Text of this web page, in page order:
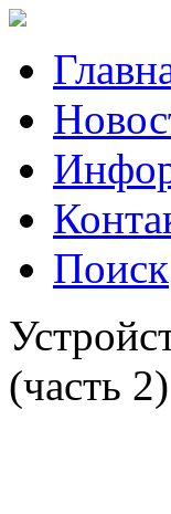
Поиск
(часть 2)